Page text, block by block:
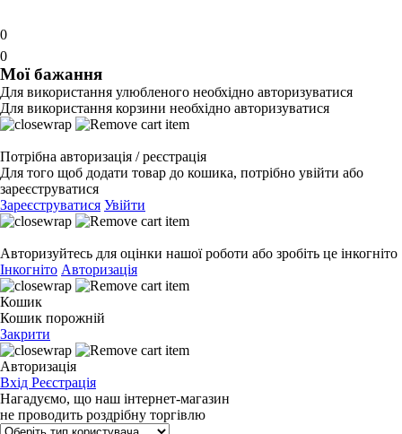
0
0
Мої бажання
Для використання улюбленого необхідно авторизуватися
Для використання корзини необхідно авторизуватися
Потрібна авторизація / реєстрація
Для того щоб додати товар до кошика, потрібно увійти або
зареєструватися
Зареєструватися Увійти
Авторизуйтесь для оцінки нашої роботи або зробіть це інкогніто
Інкогніто Авторизація
Кошик
Кошик порожній
Закрити
Авторизація
Вхід Реєстрація
Нагадуємо, що наш інтернет-магазин
не проводить роздрібну торгівлю